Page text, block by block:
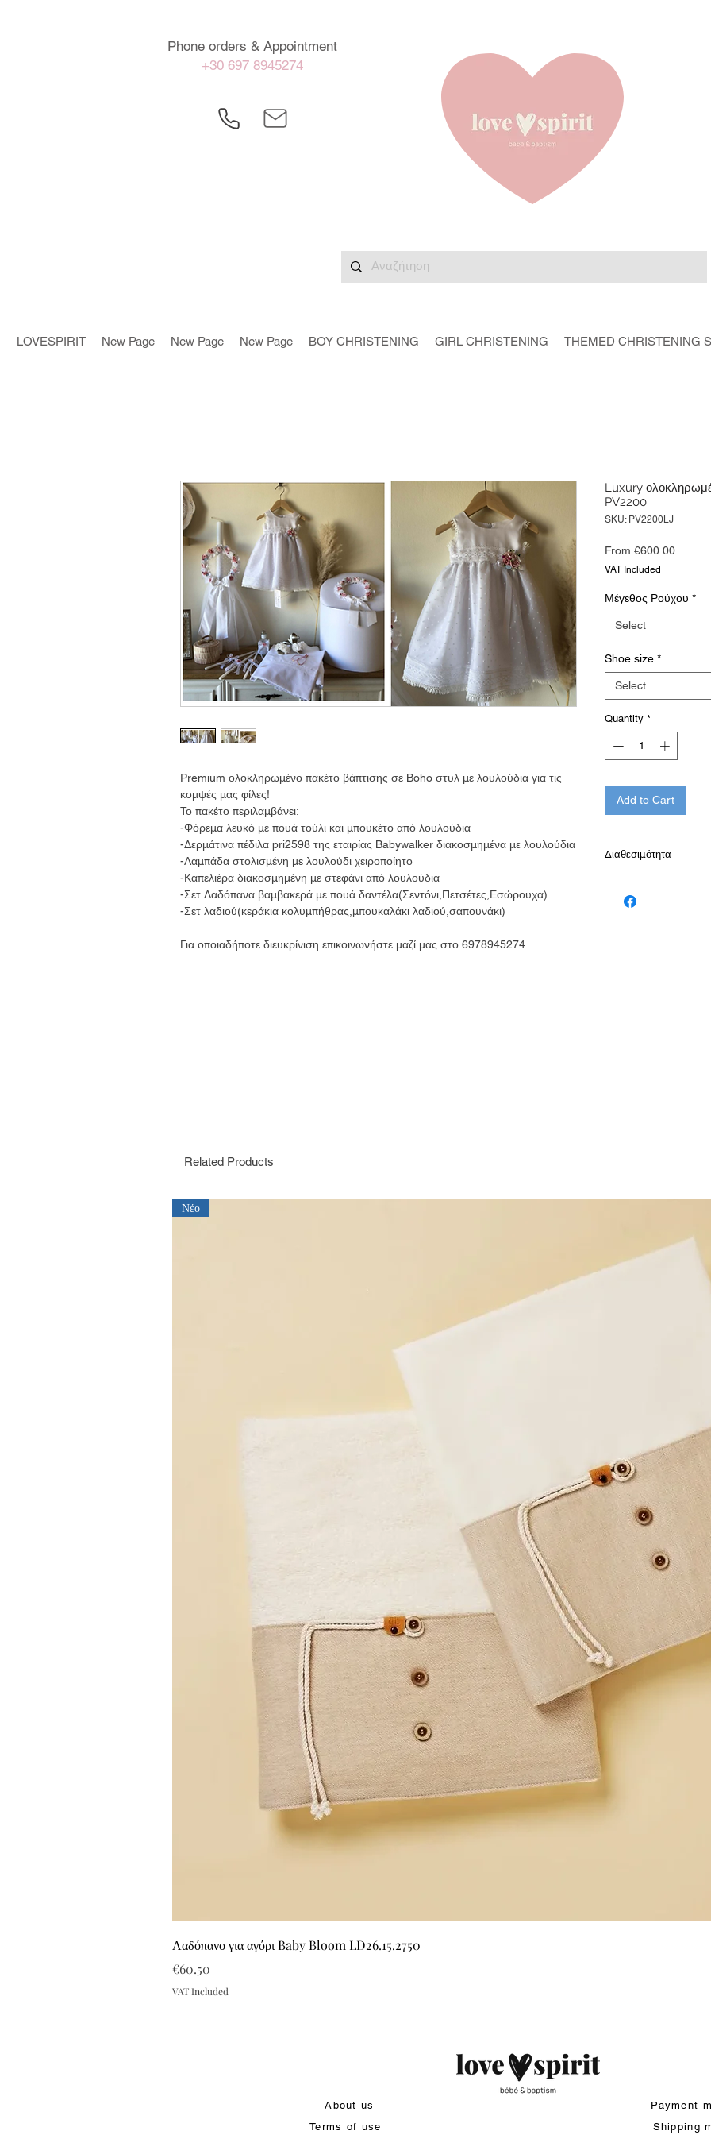
Phone orders & Appointment
+30 697 8945274
Premium ολοκληρωμένο πακέτο βάπτισης σε Boho στυλ με λουλούδια για τις
κομψές μας φίλες!
Το πακέτο περιλαμβάνει:
-Φόρεμα λευκό με πουά τούλι και μπουκέτο από λουλούδια
-Δερμάτινα πέδιλα pri2598 της εταιρίας Babywalker διακοσμημένα με λουλούδια
-Λαμπάδα στολισμένη με λουλούδι χειροποίητο
-Καπελιέρα διακοσμημένη με στεφάνι από λουλούδια
-Σετ Λαδόπανα βαμβακερά με πουά δαντέλα(Σεντόνι,Πετσέτες,Εσώρουχα)
-Σετ λαδιού(κεράκια κολυμπήθρας,μπουκαλάκι λαδιού,σαπουνάκι)
Για οποιαδήποτε διευκρίνιση επικοινωνήστε μαζί μας στο 6978945274
Luxury
PV2200
SKU: PV2200LJ
From €600.00Sale
VAT Included
Μέγεθος Ρούχου *
Select
Shoe size *
Select
Quantity *
Add to Cart
Διαθεσιμότητα
Related Products
Νέο
Λαδόπανο για αγόρι Baby Bloom LD26.15.2750
Price
€60.50
VAT Included
LOVESPIRIT New Page New Page New Page BOY CHRISTENING GIRL CHRISTENING THEMED CHRISTENING
About us
Terms of use
Payment
Shipping